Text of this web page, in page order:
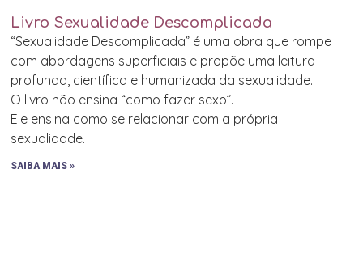
Livro Sexualidade Descomplicada
“Sexualidade Descomplicada” é uma obra que rompe
com abordagens superficiais e propõe uma leitura
profunda, científica e humanizada da sexualidade.
O livro não ensina “como fazer sexo”.
Ele ensina como se relacionar com a própria
sexualidade.
SAIBA MAIS »